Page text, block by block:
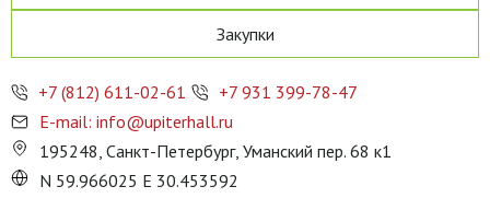
Закупки
+7 (812) 611-02-61
+7 931 399-78-47
E-mail: info@upiterhall.ru
195248, Санкт-Петербург, Уманский пер. 68 к1
N 59.966025 E 30.453592